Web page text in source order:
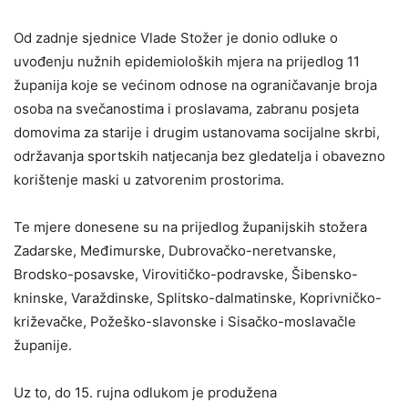
Od zadnje sjednice Vlade Stožer je donio odluke o
uvođenju nužnih epidemioloških mjera na prijedlog 11
županija koje se većinom odnose na ograničavanje broja
osoba na svečanostima i proslavama, zabranu posjeta
domovima za starije i drugim ustanovama socijalne skrbi,
održavanja sportskih natjecanja bez gledatelja i obavezno
korištenje maski u zatvorenim prostorima.
Te mjere donesene su na prijedlog županijskih stožera
Zadarske, Međimurske, Dubrovačko-neretvanske,
Brodsko-posavske, Virovitičko-podravske, Šibensko-
kninske, Varaždinske, Splitsko-dalmatinske, Koprivničko-
križevačke, Požeško-slavonske i Sisačko-moslavačle
županije.
Uz to, do 15. rujna odlukom je produžena